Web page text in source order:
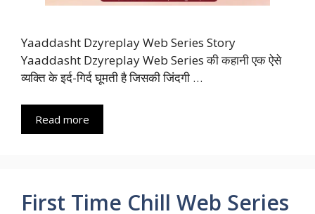
Yaaddasht Dzyreplay Web Series Story
Yaaddasht Dzyreplay Web Series की कहानी एक ऐसे
व्यक्ति के इर्द-गिर्द घूमती है जिसकी जिंदगी …
Read more
First Time Chill Web Series